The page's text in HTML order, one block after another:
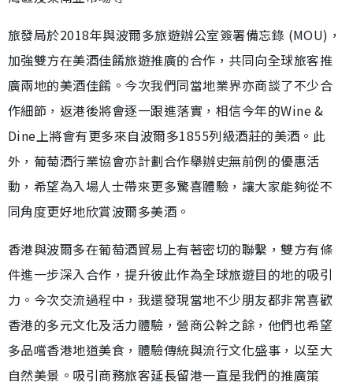
旅發局於2018年與波爾多旅遊辦公室簽署備忘錄 (MOU)，
加強雙方在美酒佳餚旅遊推廣的合作，共同向全球旅客推
廣兩地的美酒佳餚。今次我們同當地業界亦商談了不少合
作細節，返港後將會逐一跟進落實，相信今年的Wine &
Dine上將會有更多來自波爾多1855列級酒莊的美酒。此
外，葡萄酒行業協會亦計劃合作舉辦史無前例的優惠活
動，希望為入場人士帶來更多驚喜體驗，讓大家能夠從不
同角度更好地欣賞波爾多美酒。
香港與波爾多在葡萄酒貿易上有著密切的聯繫，雙方有條
件進一步深入合作，提升彼此作為全球旅遊目的地的吸引
力。今次交流過程中，我還發現當地不少朋友都非常喜歡
香港的多元文化及活力體驗，營商公幹之餘，他們也希望
多品嚐香港地道美食，體驗傳統與流行文化盛事，以至大
自然美景。吸引商務旅客延長留港一直是我們的推廣策